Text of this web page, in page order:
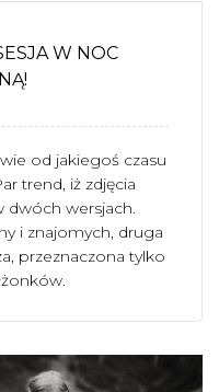
W NOC
od jakiegoś czasu
trend, iż zdjęcia
dwóch wersjach.
i znajomych, druga
przeznaczona tylko